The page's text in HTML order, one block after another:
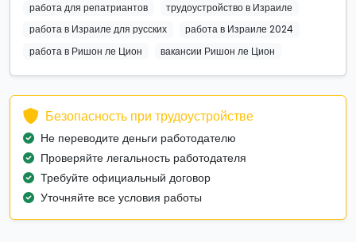
работа для репатриантов
трудоустройство в Израиле
работа в Израиле для русских
работа в Израиле 2024
работа в Ришон ле Цион
вакансии Ришон ле Цион
Безопасность при трудоустройстве
Не переводите деньги работодателю
Проверяйте легальность работодателя
Требуйте официальный договор
Уточняйте все условия работы